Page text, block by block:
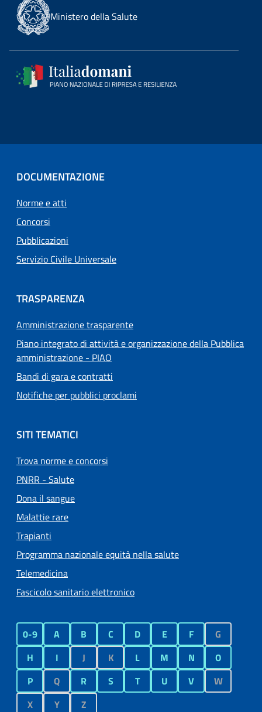
Ministero della Salute
DOCUMENTAZIONE
Norme e atti
Concorsi
Pubblicazioni
Servizio Civile Universale
TRASPARENZA
Amministrazione trasparente
Piano integrato di attività e organizzazione della Pubblica
amministrazione - PIAO
Bandi di gara e contratti
Notifiche per pubblici proclami
SITI TEMATICI
Trova norme e concorsi
PNRR - Salute
Dona il sangue
Malattie rare
Trapianti
Programma nazionale equità nella salute
Telemedicina
Fascicolo sanitario elettronico
0-9 A B C D E F
G
H
I J K L M N
O
P
Q R S T U V
W
X
Y Z